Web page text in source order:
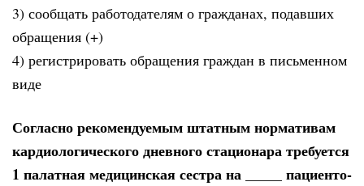
3) сообщать работодателям о гражданах, подавших
обращения (+)
4) регистрировать обращения граждан в письменном
виде
Согласно рекомендуемым штатным нормативам
кардиологического дневного стационара требуется
1 палатная медицинская сестра на _____ пациенто-